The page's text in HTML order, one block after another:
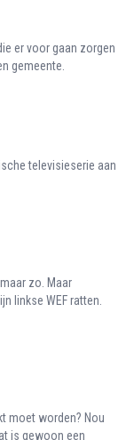
er voor gaan zorgen
gemeente.
televisieserie aan
zo. Maar
linkse WEF ratten.
moet worden? Nou
is gewoon een